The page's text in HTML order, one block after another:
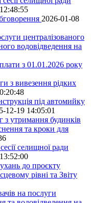
2026-01-08
централізованого
водовідведення на
з 01.01.2026 року
з вивезення рідких
під автомийку
12-19 14:05:01
утримання будинків
та кроки для
селищної ради
до проєкту
рівні та Звіту
на послуги